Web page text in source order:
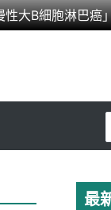
大B細胞淋巴癌
最